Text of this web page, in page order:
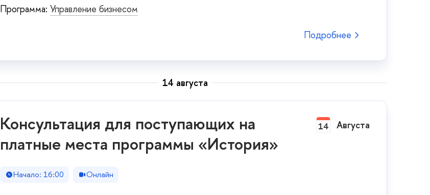
Программа: Управление бизнесом
Подробнее
14 августа
Консультация для поступающих на
платные места программы «История»
14 Августа
Начало: 16:00 Онлайн